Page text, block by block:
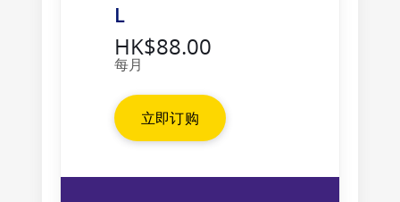
L
HK$88.00
每月
立即订购